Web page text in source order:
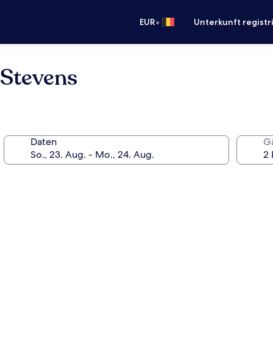
EUR• Unterkunft
Daten